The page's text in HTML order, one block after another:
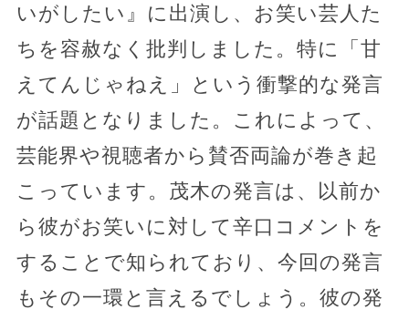
いがしたい』に出演し、お笑い芸人た
ちを容赦なく批判しました。特に「甘
えてんじゃねえ」という衝撃的な発言
が話題となりました。これによって、
芸能界や視聴者から賛否両論が巻き起
こっています。茂木の発言は、以前か
ら彼がお笑いに対して辛口コメントを
することで知られており、今回の発言
もその一環と言えるでしょう。彼の発